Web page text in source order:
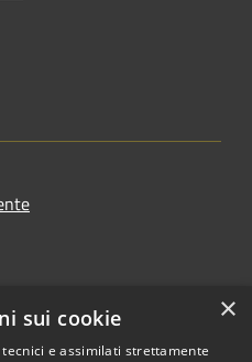
×
sui cookie
e assimilati strettamente